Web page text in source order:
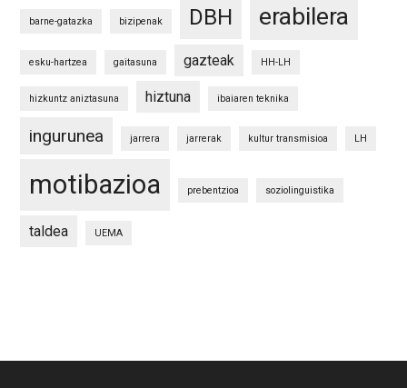
barne-gatazka bizipenak DBH erabilera
esku-hartzea gaitasuna gazteak HH-LH
hizkuntz aniztasuna hiztuna ibaiaren teknika
ingurunea jarrera jarrerak kultur transmisioa LH
motibazioa prebentzioa soziolinguistika
taldea UEMA